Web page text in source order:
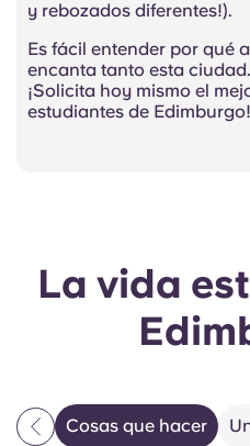
y rebozados diferentes!).
Es fácil entender por qué
encanta tanto esta
¡Solicita hoy mismo el
estudiantes de Edimburgo!
La vida
Cosas que hacer